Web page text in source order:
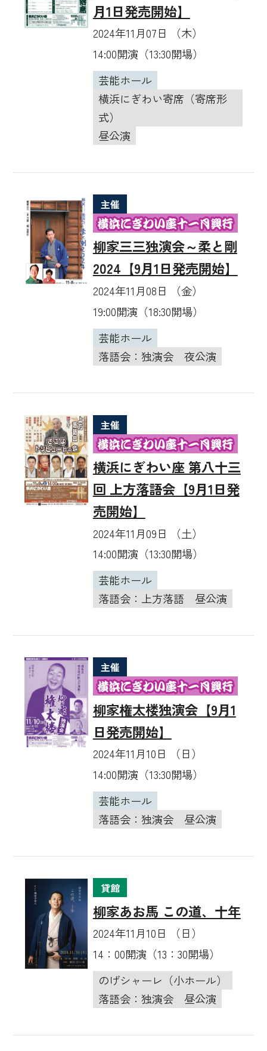
月1日発売開始】
2024年11月07日 （木）
14:00開演（13:30開場）
芸能ホール
横浜にぎわい寄席（寄席形
式）
昼公演
主催
柳家三三独演会～柔と剛
2024【9月1日発売開始】
2024年11月08日 （金）
19:00開演（18:30開場）
芸能ホール
落語会：独演会
夜公演
主催
横浜にぎわい座 第八十三
回 上方落語会【9月1日発
売開始】
2024年11月09日 （土）
14:00開演（13:30開場）
芸能ホール
落語会：上方落語
昼公演
主催
柳家権太楼独演会【9月1
日発売開始】
2024年11月10日 （日）
14:00開演（13:30開場）
芸能ホール
落語会：独演会
昼公演
貸館
柳家あお馬 この道、十年
2024年11月10日 （日）
14：00開演（13：30開場）
のげシャーレ（小ホール）
落語会：独演会
昼公演